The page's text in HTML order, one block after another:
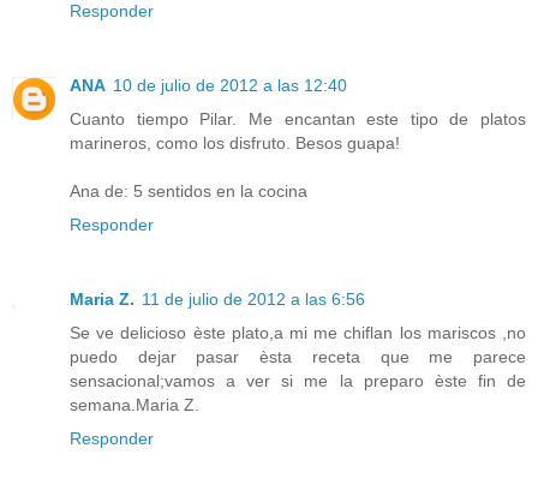
Responder
ANA 10 de julio de 2012 a las 12:40
Cuanto tiempo Pilar. Me encantan este tipo de platos
marineros, como los disfruto. Besos guapa!
Ana de: 5 sentidos en la cocina
Responder
Maria Z. 11 de julio de 2012 a las 6:56
Se ve delicioso èste plato,a mi me chiflan los mariscos ,no
puedo dejar pasar èsta receta que me parece
sensacional;vamos a ver si me la preparo èste fin de
semana.Maria Z.
Responder